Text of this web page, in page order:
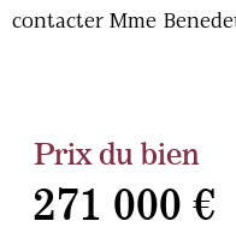
contacter Mme
Prix du bien
271 000 €